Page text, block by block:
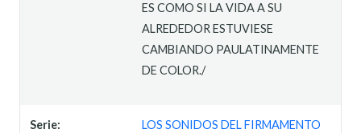
ES COMO SI LA VIDA A SU
ALREDEDOR ESTUVIESE
CAMBIANDO PAULATINAMENTE
DE COLOR./
Serie:
LOS SONIDOS DEL FIRMAMENTO